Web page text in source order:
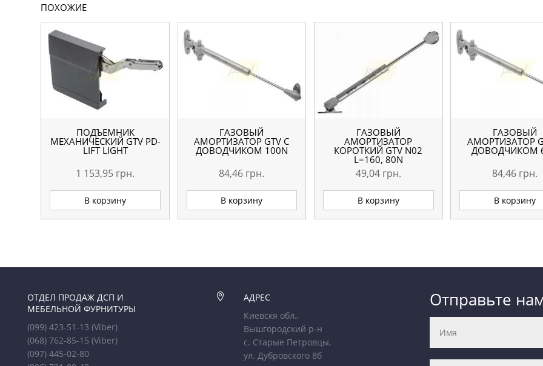
ПОХОЖИЕ
ПОДЪЕМНИК
МЕХАНИЧЕСКИЙ GTV PD-
LIFT LIGHT
1 153,95 грн.
В корзину
ГАЗОВЫЙ
АМОРТИЗАТОР GTV С
ДОВОДЧИКОМ 100N
84,46 грн.
В корзину
ГАЗОВЫЙ
АМОРТИЗАТОР
КОРОТКИЙ GTV N02
L=160, 80N
49,04 грн.
В корзину
ГАЗОВЫЙ
АМОРТИЗАТОР
ДОВОДЧИКОМ
84,46 грн.
В корзину
ОТДЕЛ ПРОДАЖ ДСП И
МЕБЕЛЬНОЙ ФУРНИТУРЫ
(099) 423-51-13(Viber)
(068) 762-85-15(Viber)
(097) 445-02-80

АДРЕС
Киевскя обл.,
Вышгородский р-н
с. Старые Петровцы,
ул. Дубровского 8б
Отправьте